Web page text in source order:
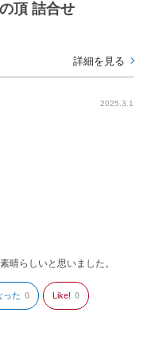
頂 詰合せ
詳細を見る
2025.3.1
晴らしいと思いました。
った 0 Like! 0